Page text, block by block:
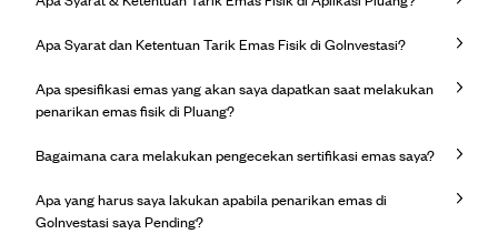
Apa Syarat dan Ketentuan Tarik Emas Fisik di GoInvestasi?
Apa spesifikasi emas yang akan saya dapatkan saat melakukan
penarikan emas fisik di Pluang?
Bagaimana cara melakukan pengecekan sertifikasi emas saya?
Apa yang harus saya lakukan apabila penarikan emas di
GoInvestasi saya Pending?